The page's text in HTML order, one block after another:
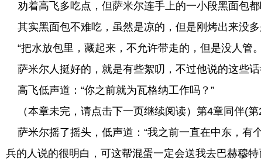
劝着高飞多吃点，但萨米尔连手上的一小段黑面包
其实黑面包不难吃，虽然是凉的，但是刚烤出来没
“把水放包里，藏起来，不允许带走的，但是没人管
萨米尔人挺好的，就是有些絮叨，不过他说的这些
高飞低声道：“你之前就为瓦格纳工作吗？”
（本章未完，请点击下一页继续阅读）第4章同伴(第
萨米尔摇了摇头，低声道：“我之前一直在中东，有
兵的人说的很明白，可这帮混蛋一定会送我去巴赫穆